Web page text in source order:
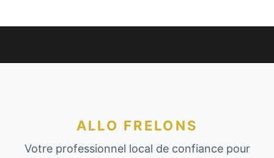
ALLO FRELONS
Votre professionnel local de confiance pour